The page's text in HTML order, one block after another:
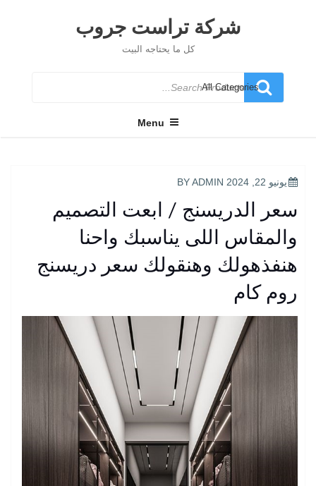
شركة تراست جروب
كل ما يحتاجه البيت
Search
for
Menu
POSTED
يونيو 22, 2024 ADMIN
سعر الدريسنج / ابعت التصميم
والمقاس اللى يناسبك واحنا
هنفذهولك وهنقولك سعر دريسنج
روم كام